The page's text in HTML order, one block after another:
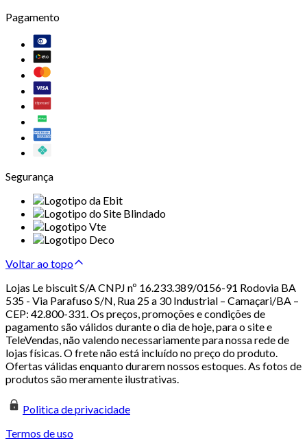
Pagamento
Segurança
Voltar ao topo
Lojas Le biscuit S/A CNPJ nº 16.233.389/0156-91 Rodovia BA
535 - Via Parafuso S/N, Rua 25 a 30 Industrial – Camaçari/BA –
CEP: 42.800-331. Os preços, promoções e condições de
pagamento são válidos durante o dia de hoje, para o site e
TeleVendas, não valendo necessariamente para nossa rede de
lojas físicas. O frete não está incluído no preço do produto.
Ofertas válidas enquanto durarem nossos estoques. As fotos de
produtos são meramente ilustrativas.
Politica de privacidade
Termos de uso